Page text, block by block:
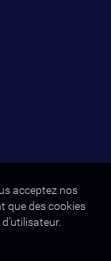
acceptez nos
que des cookies